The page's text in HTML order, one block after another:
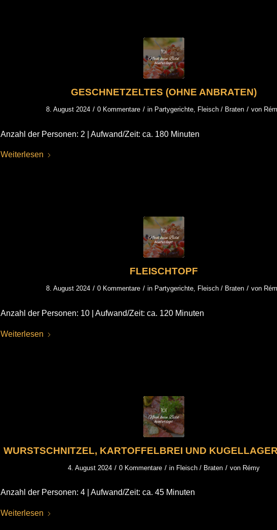
GESCHNETZELTES (OHNE ANBRATEN)
8. August 2024 / 0 Kommentare / in Partygerichte, Fleisch / Braten / von
Anzahl der Personen: 2 | Aufwand/Zeit: ca. 180 Minuten
Weiterlesen
FLEISCHTOPF
8. August 2024 / 0 Kommentare / in Partygerichte, Fleisch / Braten / von
Anzahl der Personen: 10 | Aufwand/Zeit: ca. 120 Minuten
Weiterlesen
WURSTSCHNITZEL, KARTOFFELBREI UND
4. August 2024 / 0 Kommentare / in Fleisch / Braten / von Rémy
Anzahl der Personen: 4 | Aufwand/Zeit: ca. 45 Minuten
Weiterlesen